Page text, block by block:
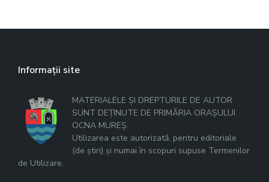
Informații site
MATERIALELE ȘI DREPTURILE DE AUTOR
SUNT DEȚINUTE DE PRIMĂRIA ORAȘULUI
OCNA MUREȘ.
Utilizarea este autorizată, pentru editoriale
(de știri) și numai în scopuri supuse Termenilor
de Utilizare.